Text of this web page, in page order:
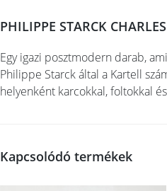
PHILIPPE STARCK
Egy igazi posztmodern darab,
Philippe Starck által a Kartell
helyenként karcokkal, foltokkal
Kapcsolódó termékek